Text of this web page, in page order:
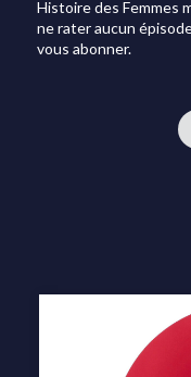
Histoire des Femmes
ne rater aucun
vous abonner.